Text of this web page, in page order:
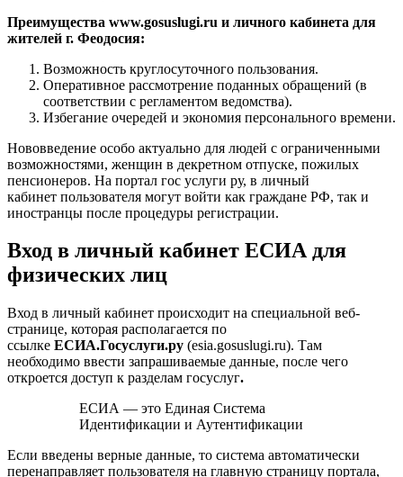
Преимущества www.gosuslugi.ru и личного кабинета для
жителей г. Феодосия:
Возможность круглосуточного пользования.
Оперативное рассмотрение поданных обращений (в
соответствии с регламентом ведомства).
Избегание очередей и экономия персонального времени.
Нововведение особо актуально для людей с ограниченными
возможностями, женщин в декретном отпуске, пожилых
пенсионеров. На портал гос услуги ру, в личный
кабинет пользователя могут войти как граждане РФ, так и
иностранцы после процедуры регистрации.
Вход в личный кабинет ЕСИА для
физических лиц
Вход в личный кабинет происходит на специальной веб-
странице, которая располагается по
ссылке ЕСИА.Госуслуги.ру (esia.gosuslugi.ru). Там
необходимо ввести запрашиваемые данные, после чего
откроется доступ к разделам госуслуг.
ЕСИА — это Единая Система
Идентификации и Аутентификации
Если введены верные данные, то система автоматически
перенаправляет пользователя на главную страницу портала,